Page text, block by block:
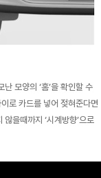
모양의 ‘홈’을 확인할 수
로 카드를 넣어 젖혀준다면
을때까지 ‘시계방향’으로